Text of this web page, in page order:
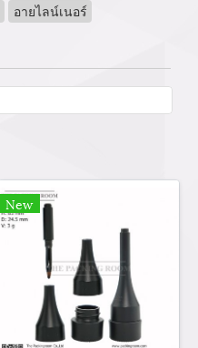
อายไลน์เนอร์
New